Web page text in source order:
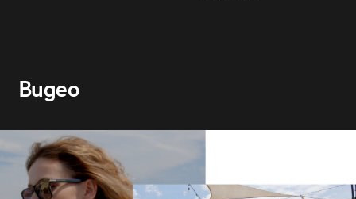
Видео